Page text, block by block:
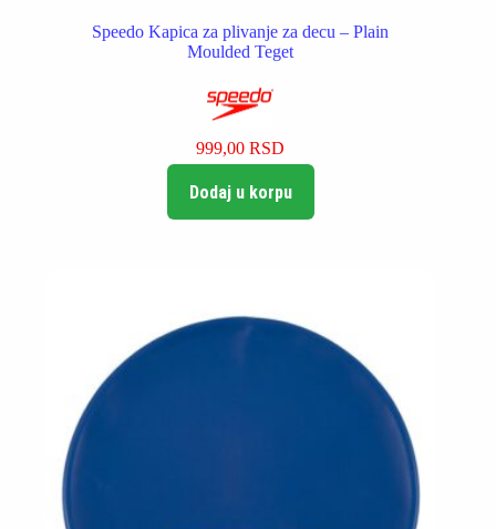
Speedo Kapica za plivanje za decu – Plain
Moulded Teget
999,00RSD
Dodaj u korpu